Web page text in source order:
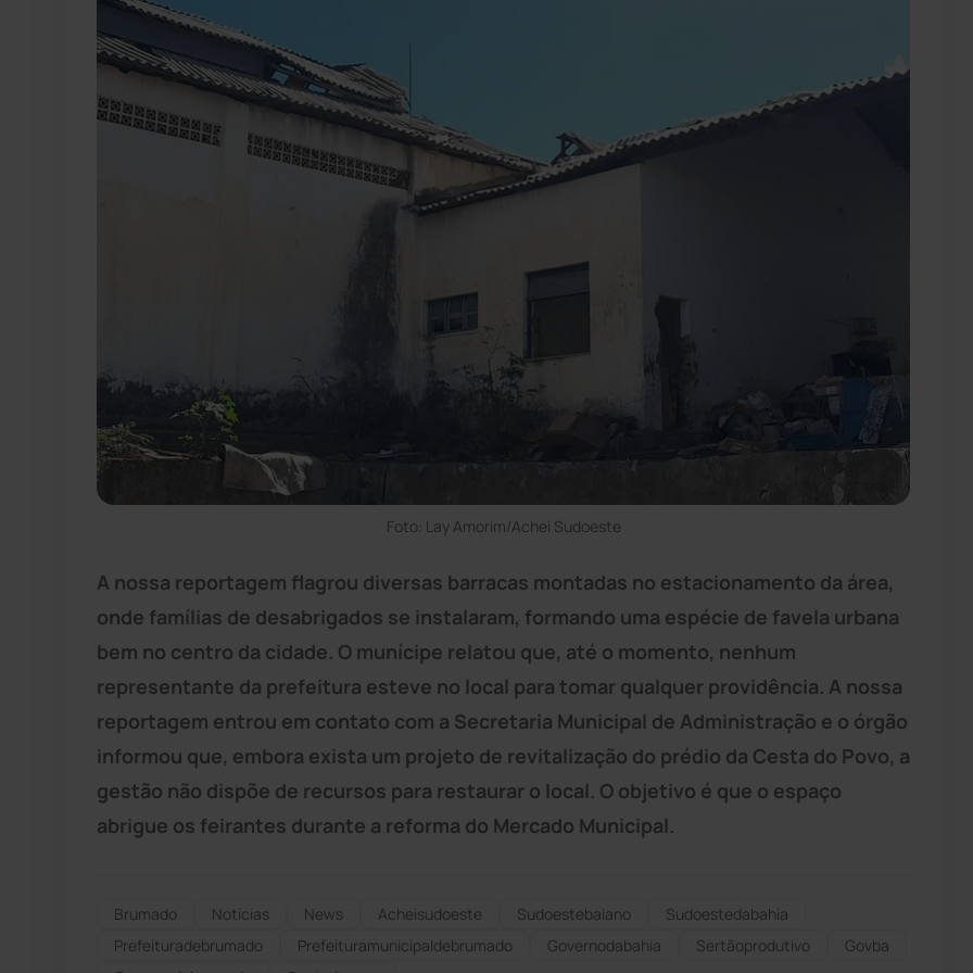
Foto: Lay Amorim/Achei Sudoeste
A nossa reportagem flagrou diversas barracas montadas no estacionamento da área,
onde famílias de desabrigados se instalaram, formando uma espécie de favela urbana
bem no centro da cidade. O munícipe relatou que, até o momento, nenhum
representante da prefeitura esteve no local para tomar qualquer providência. A nossa
reportagem entrou em contato com a Secretaria Municipal de Administração e o órgão
informou que, embora exista um projeto de revitalização do prédio da Cesta do Povo, a
gestão não dispõe de recursos para restaurar o local. O objetivo é que o espaço
abrigue os feirantes durante a reforma do Mercado Municipal.
Brumado Notícias News Acheisudoeste Sudoestebaiano
Sudoestedabahia
Prefeituradebrumado
Prefeituramunicipaldebrumado Governodabahia Sertãoprodutivo
Govba